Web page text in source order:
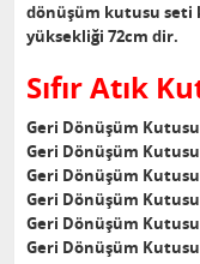
dönüşüm kutusu seti
yüksekliği 72cm dir.
Sıfır Atık
Geri Dönüşüm
Geri Dönüşüm
Geri Dönüşüm
Geri Dönüşüm
Geri Dönüşüm
Geri Dönüşüm